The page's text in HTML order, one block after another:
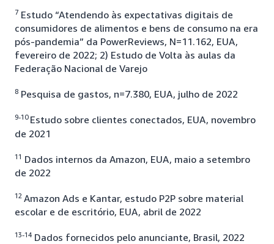
7 Estudo “Atendendo às expectativas digitais de
consumidores de alimentos e bens de consumo na era
pós-pandemia” da PowerReviews, N=11.162, EUA,
fevereiro de 2022; 2) Estudo de Volta às aulas da
Federação Nacional de Varejo
8 Pesquisa de gastos, n=7.380, EUA, julho de 2022
9-10 Estudo sobre clientes conectados, EUA, novembro
de 2021
11 Dados internos da Amazon, EUA, maio a setembro
de 2022
12 Amazon Ads e Kantar, estudo P2P sobre material
escolar e de escritório, EUA, abril de 2022
13-14 Dados fornecidos pelo anunciante, Brasil, 2022